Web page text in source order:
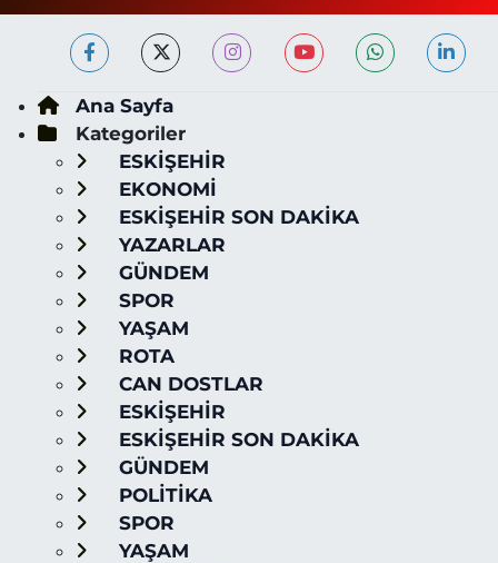
Ana Sayfa
Kategoriler
ESKİŞEHİR
EKONOMİ
ESKİŞEHİR SON DAKİKA
YAZARLAR
GÜNDEM
SPOR
YAŞAM
ROTA
CAN DOSTLAR
ESKİŞEHİR
ESKİŞEHİR SON DAKİKA
GÜNDEM
POLİTİKA
SPOR
YAŞAM